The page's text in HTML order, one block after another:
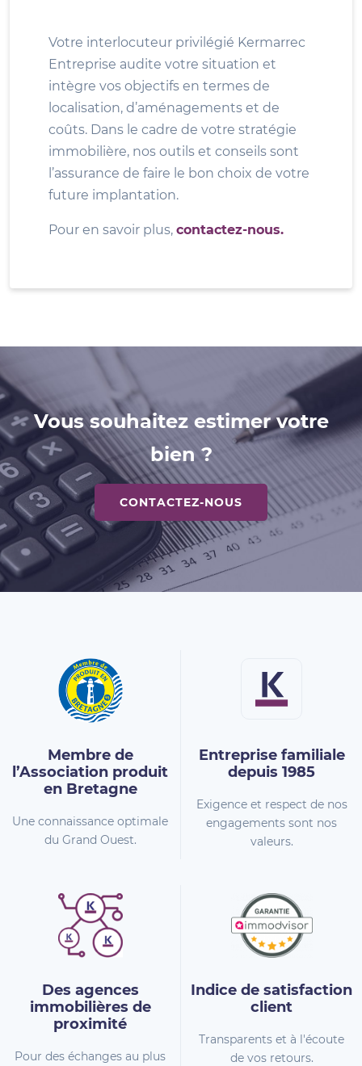
Votre interlocuteur privilégié Kermarrec
Entreprise audite votre situation et
intègre vos objectifs en termes de
localisation, d’aménagements et de
coûts. Dans le cadre de votre stratégie
immobilière, nos outils et conseils sont
l’assurance de faire le bon choix de votre
future implantation.
Pour en savoir plus, contactez-nous.
Vous souhaitez estimer votre
bien ?
CONTACTEZ-NOUS
Membre de
l’Association produit
en Bretagne
Une connaissance optimale
du Grand Ouest.
Entreprise familiale
depuis 1985
Exigence et respect de nos
engagements sont nos
valeurs.
Des agences
immobilières de
proximité
Pour des échanges au plus
Indice de satisfaction
client
Transparents et à l'écoute
de vos retours.